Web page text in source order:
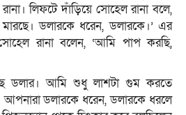
লিফটে দাঁড়িয়ে সোহেল রানা বলে,
ডলারকে ধরেন, ডলারকে।’ এর
রানা বলেন, ‘আমি পাপ করছি,
ডলার। আমি শুধু লাশটা গুম করতে
আপনারা ডলারকে ধরেন, ডলারকে ধরলে